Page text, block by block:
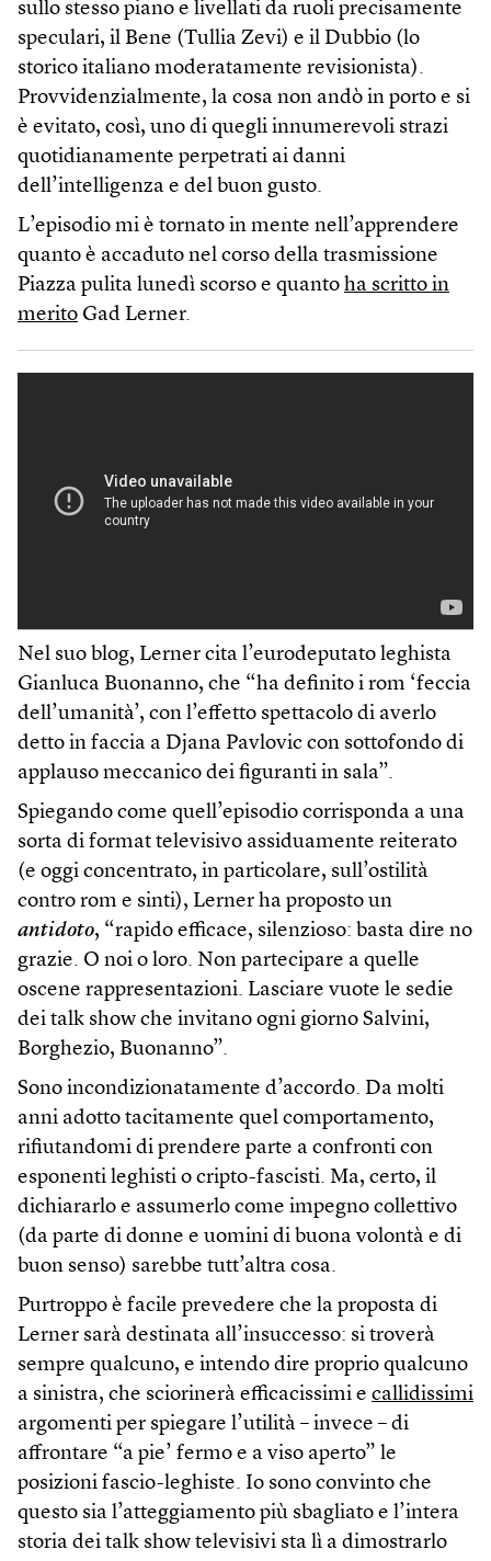
sullo stesso piano e livellati da ruoli precisamente
speculari, il Bene (Tullia Zevi) e il Dubbio (lo
storico italiano moderatamente revisionista).
Provvidenzialmente, la cosa non andò in porto e si
è evitato, così, uno di quegli innumerevoli strazi
quotidianamente perpetrati ai danni
dell’intelligenza e del buon gusto.
L’episodio mi è tornato in mente nell’apprendere
quanto è accaduto nel corso della trasmissione
Piazza pulita lunedì scorso e quanto ha scritto in
merito Gad Lerner.
Nel suo blog, Lerner cita l’eurodeputato leghista
Gianluca Buonanno, che “ha definito i rom ‘feccia
dell’umanità’, con l’effetto spettacolo di averlo
detto in faccia a Djana Pavlovic con sottofondo di
applauso meccanico dei figuranti in sala”.
Spiegando come quell’episodio corrisponda a una
sorta di format televisivo assiduamente reiterato
(e oggi concentrato, in particolare, sull’ostilità
contro rom e sinti), Lerner ha proposto un
antidoto, “rapido efficace, silenzioso: basta dire no
grazie. O noi o loro. Non partecipare a quelle
oscene rappresentazioni. Lasciare vuote le sedie
dei talk show che invitano ogni giorno Salvini,
Borghezio, Buonanno”.
Sono incondizionatamente d’accordo. Da molti
anni adotto tacitamente quel comportamento,
rifiutandomi di prendere parte a confronti con
esponenti leghisti o cripto-fascisti. Ma, certo, il
dichiararlo e assumerlo come impegno collettivo
(da parte di donne e uomini di buona volontà e di
buon senso) sarebbe tutt’altra cosa.
Purtroppo è facile prevedere che la proposta di
Lerner sarà destinata all’insuccesso: si troverà
sempre qualcuno, e intendo dire proprio qualcuno
a sinistra, che sciorinerà efficacissimi e callidissimi
argomenti per spiegare l’utilità – invece – di
affrontare “a pie’ fermo e a viso aperto” le
posizioni fascio-leghiste. Io sono convinto che
questo sia l’atteggiamento più sbagliato e l’intera
storia dei talk show televisivi sta lì a dimostrarlo